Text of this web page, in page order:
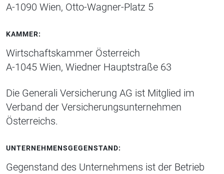
A-1090 Wien, Otto-Wagner-Platz 5
KAMMER:
Wirtschaftskammer Österreich
A-1045 Wien, Wiedner Hauptstraße 63
Die Generali Versicherung AG ist Mitglied im
Verband der Versicherungsunternehmen
Österreichs.
UNTERNEHMENSGEGENSTAND:
Gegenstand des Unternehmens ist der Betrieb